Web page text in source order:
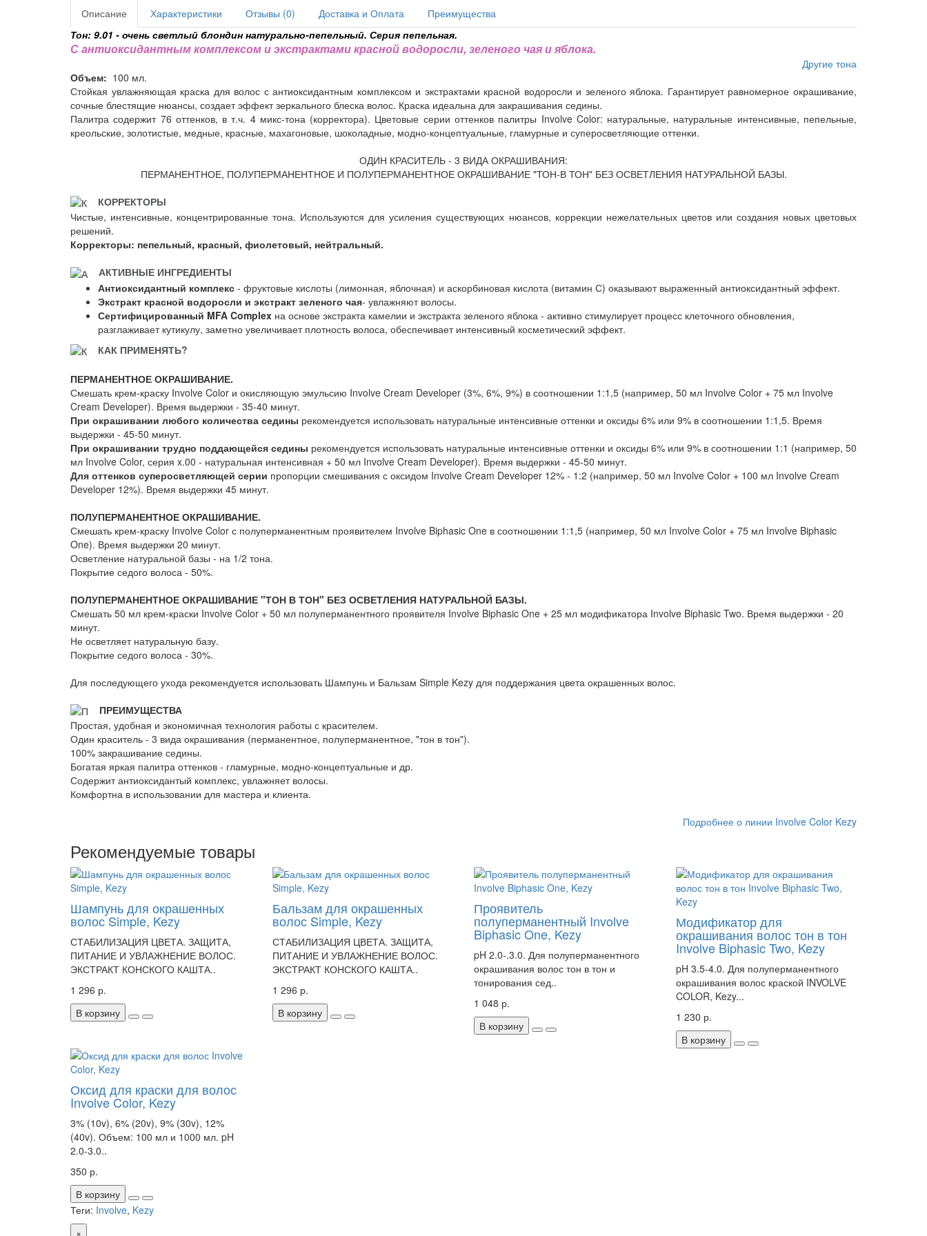
Описание Характеристики Отзывы (0) Доставка и Оплата
Преимущества
Тон: 9.01 - очень светлый блондин натурально-пепельный. Серия пепельная.
С антиоксидантным комплексом и экстрактами красной водоросли, зеленого чая и яблока.
Другие тона
Объем: 100 мл.
Стойкая увлажняющая краска для волос с антиоксидантным комплексом и экстрактами красной водоросли и зеленого яблока. Гарантирует равномерное окрашивание,
сочные блестящие нюансы, создает эффект зеркального блеска волос. Краска идеальна для закрашивания седины.
Палитра содержит 76 оттенков, в т.ч. 4 микс-тона (корректора). Цветовые серии оттенков палитры Involve Color: натуральные, натуральные интенсивные, пепельные,
креольские, золотистые, медные, красные, махагоновые, шоколадные, модно-концептуальные, гламурные и суперосветляющие оттенки.
ОДИН КРАСИТЕЛЬ - 3 ВИДА ОКРАШИВАНИЯ:
ПЕРМАНЕНТНОЕ, ПОЛУПЕРМАНЕНТНОЕ И ПОЛУПЕРМАНЕНТНОЕ ОКРАШИВАНИЕ "ТОН-В ТОН" БЕЗ ОСВЕТЛЕНИЯ НАТУРАЛЬНОЙ БАЗЫ.
КОРРЕКТОРЫ
Чистые, интенсивные, концентрированные тона. Используются для усиления существующих нюансов, коррекции нежелательных цветов или создания новых цветовых
решений.
Корректоры: пепельный, красный, фиолетовый, нейтральный.
АКТИВНЫЕ ИНГРЕДИЕНТЫ
Антиоксидантный комплекс - фруктовые кислоты (лимонная, яблочная) и аскорбиновая кислота (витамин С) оказывают выраженный антиоксидантный эффект.
Экстракт красной водоросли и экстракт зеленого чая- увлажняют волосы.
Сертифицированный MFA Complex на основе экстракта камелии и экстракта зеленого яблока - активно стимулирует процесс клеточного обновления,
разглаживает кутикулу, заметно увеличивает плотность волоса, обеспечивает интенсивный косметический эффект.
КАК ПРИМЕНЯТЬ?
ПЕРМАНЕНТНОЕ ОКРАШИВАНИЕ.
Смешать крем-краску Involve Color и окисляющую эмульсию Involve Cream Developer (3%, 6%, 9%) в соотношении 1:1,5 (например, 50 мл Involve Color + 75 мл Involve
Cream Developer). Время выдержки - 35-40 минут.
При окрашивании любого количества седины рекомендуется использовать натуральные интенсивные оттенки и оксиды 6% или 9% в соотношении 1:1,5. Время
выдержки - 45-50 минут.
При окрашивании трудно поддающейся седины рекомендуется использовать натуральные интенсивные оттенки и оксиды 6% или 9% в соотношении 1:1 (например, 50
мл Involve Color, серия x.00 - натуральная интенсивная + 50 мл Involve Cream Developer). Время выдержки - 45-50 минут.
Для оттенков суперосветляющей серии пропорции смешивания с оксидом Involve Cream Developer 12% - 1:2 (например, 50 мл Involve Color + 100 мл Involve Cream
Developer 12%). Время выдержки 45 минут.
ПОЛУПЕРМАНЕНТНОЕ ОКРАШИВАНИЕ.
Смешать крем-краску Involve Color с полуперманентным проявителем Involve Biphasic One в соотношении 1:1,5 (например, 50 мл Involve Color + 75 мл Involve Biphasic
One). Время выдержки 20 минут.
Осветление натуральной базы - на 1/2 тона.
Покрытие седого волоса - 50%.
ПОЛУПЕРМАНЕНТНОЕ ОКРАШИВАНИЕ "ТОН В ТОН" БЕЗ ОСВЕТЛЕНИЯ НАТУРАЛЬНОЙ БАЗЫ.
Смешать 50 мл крем-краски Involve Color + 50 мл полуперманентного проявителя Involve Biphasic One + 25 мл модификатора Involve Biphasic Two. Время выдержки - 20
минут.
Не осветляет натуральную базу.
Покрытие седого волоса - 30%.
Для последующего ухода рекомендуется использовать Шампунь и Бальзам Simple Kezy для поддержания цвета окрашенных волос.
ПРЕИМУЩЕСТВА
Простая, удобная и экономичная технология работы с красителем.
Один краситель - 3 вида окрашивания (перманентное, полуперманентное, "тон в тон").
100% закрашивание седины.
Богатая яркая палитра оттенков - гламурные, модно-концептуальные и др.
Содержит антиоксидантый комплекс, увлажняет волосы.
Комфортна в использовании для мастера и клиента.
Подробнее о линии Involve Color Kezy
Рекомендуемые товары
Шампунь для окрашенных
волос Simple, Kezy
СТАБИЛИЗАЦИЯ ЦВЕТА. ЗАЩИТА,
ПИТАНИЕ И УВЛАЖНЕНИЕ ВОЛОС.
ЭКСТРАКТ КОНСКОГО КАШТА..
1 296 р.
В корзину
Бальзам для окрашенных
волос Simple, Kezy
СТАБИЛИЗАЦИЯ ЦВЕТА. ЗАЩИТА,
ПИТАНИЕ И УВЛАЖНЕНИЕ ВОЛОС.
ЭКСТРАКТ КОНСКОГО КАШТА..
1 296 р.
В корзину
Проявитель
полуперманентный Involve
Biphasic One, Kezy
pH 2.0-.3.0. Для полуперманентного
окрашивания волос тон в тон и
тонирования сед..
1 048 р.
В корзину
Модификатор для
окрашивания волос тон в тон
Involve Biphasic Two, Kezy
pH 3.5-4.0. Для полуперманентного
окрашивания волос краской INVOLVE
COLOR, Kezy...
1 230 р.
В корзину
Оксид для краски для волос
Involve Color, Kezy
3% (10v), 6% (20v), 9% (30v), 12%
(40v). Объем: 100 мл и 1000 мл. pH
2.0-3.0..
350 р.
В корзину
Теги: Involve, Kezy
×